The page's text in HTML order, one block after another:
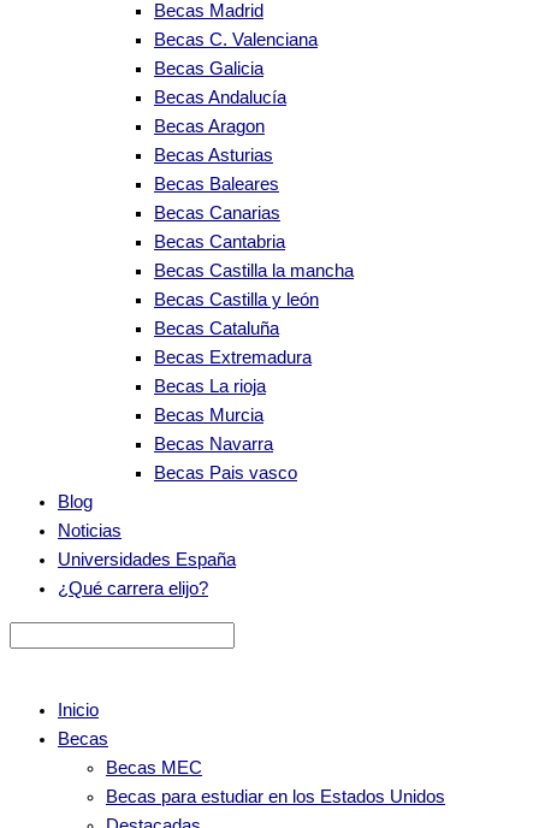
Becas Madrid
Becas C. Valenciana
Becas Galicia
Becas Andalucía
Becas Aragon
Becas Asturias
Becas Baleares
Becas Canarias
Becas Cantabria
Becas Castilla la mancha
Becas Castilla y león
Becas Cataluña
Becas Extremadura
Becas La rioja
Becas Murcia
Becas Navarra
Becas Pais vasco
Blog
Noticias
Universidades España
¿Qué carrera elijo?
Inicio
Becas
Becas MEC
Becas para estudiar en los Estados Unidos